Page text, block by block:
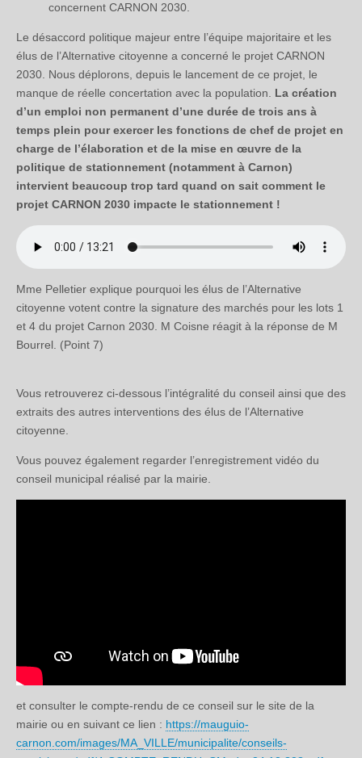
concernent CARNON 2030.
Le désaccord politique majeur entre l’équipe majoritaire et les
élus de l’Alternative citoyenne a concerné le projet CARNON
2030. Nous déplorons, depuis le lancement de ce projet, le
manque de réelle concertation avec la population. La création
d’un emploi non permanent d’une durée de trois ans à
temps plein pour exercer les fonctions de chef de projet en
charge de l’élaboration et de la mise en œuvre de la
politique de stationnement (notamment à Carnon)
intervient beaucoup trop tard quand on sait comment le
projet CARNON 2030 impacte le stationnement !
Mme Pelletier explique pourquoi les élus de l’Alternative
citoyenne votent contre la signature des marchés pour les lots 1
et 4 du projet Carnon 2030. M Coisne réagit à la réponse de M
Bourrel. (Point 7)
Vous retrouverez ci-dessous l’intégralité du conseil ainsi que des
extraits des autres interventions des élus de l’Alternative
citoyenne.
Vous pouvez également regarder l’enregistrement vidéo du
conseil municipal réalisé par la mairie.
et consulter le compte-rendu de ce conseil sur le site de la
mairie ou en suivant ce lien : https://mauguio-
carnon.com/images/MA_VILLE/municipalite/conseils-